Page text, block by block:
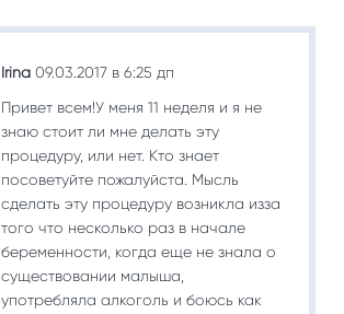
Irina 09.03.2017 в 6:25 дп
Привет всем!У меня 11 неделя и я не
знаю стоит ли мне делать эту
процедуру, или нет. Кто знает
посоветуйте пожалуйста. Мысль
сделать эту процедуру возникла изза
того что несколько раз в начале
беременности, когда еще не знала о
существовании малыша,
употребляла алкоголь и боюсь как